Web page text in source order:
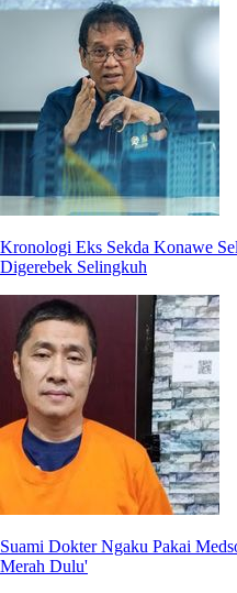
Kronologi Eks Sekda Konawe
Digerebek Selingkuh
Suami Dokter Ngaku Pakai
Merah Dulu'